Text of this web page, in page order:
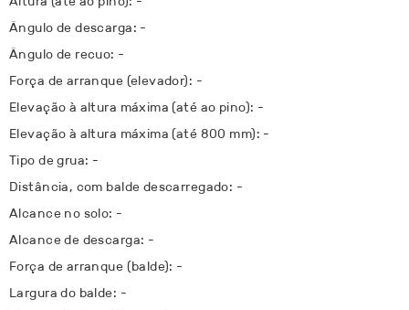
Ângulo de descarga: -
Ângulo de recuo: -
Força de arranque (elevador): -
Elevação à altura máxima (até ao pino): -
Elevação à altura máxima (até 800 mm): -
Tipo de grua: -
Distância, com balde descarregado: -
Alcance no solo: -
Alcance de descarga: -
Força de arranque (balde): -
Largura do balde: -